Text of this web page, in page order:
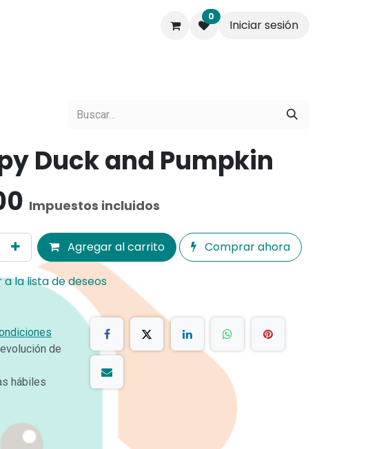
0
Iniciar sesión
Duck and Pumpkin
Impuestos incluidos
Agregar al carrito Comprar ahora
la lista de deseos
de
hábiles